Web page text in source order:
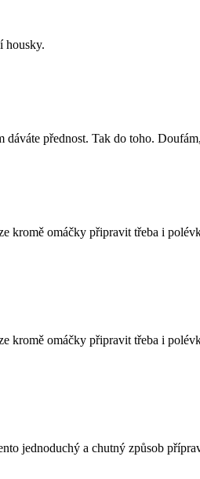
housky.
přednost. Tak do toho.
kromě omáčky připravit třeba i
kromě omáčky připravit třeba i
jednoduchý a chutný způsob